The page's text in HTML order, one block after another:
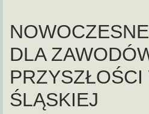
DLA
ŚLĄSKIEJ